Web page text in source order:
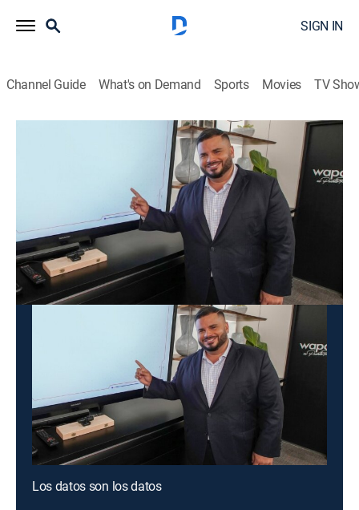
SIGN IN
Channel Guide What's on Demand Sports Movies TV
Los datos son los datos
Un espacio de análisis que presenta debates de temas
de actualidad y entrevistas a personalidades clave.
This content is currently unavailable with a DIRECTV
Package or Genre Pack.
Los datos son los datos